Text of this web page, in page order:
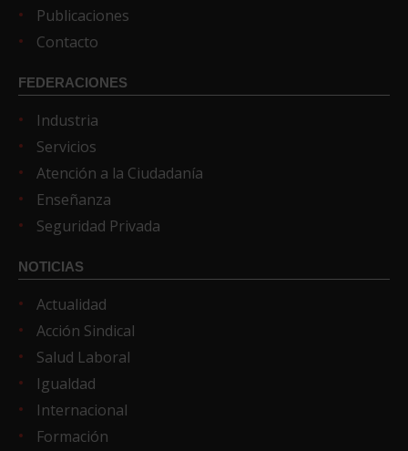
Publicaciones
Contacto
FEDERACIONES
Industria
Servicios
Atención a la Ciudadanía
Enseñanza
Seguridad Privada
NOTICIAS
Actualidad
Acción Sindical
Salud Laboral
Igualdad
Internacional
Formación